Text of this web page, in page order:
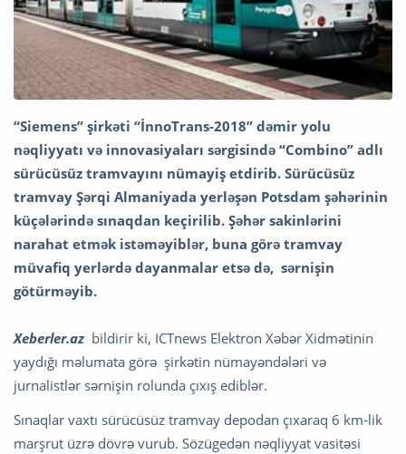
“Siemens” şirkəti “İnnoTrans-2018” dəmir yolu
nəqliyyatı və innovasiyaları sərgisində “Combino” adlı
sürücüsüz tramvayını nümayiş etdirib. Sürücüsüz
tramvay Şərqi Almaniyada yerləşən Potsdam şəhərinin
küçələrində sınaqdan keçirilib. Şəhər sakinlərini
narahat etmək istəməyiblər, buna görə tramvay
müvafiq yerlərdə dayanmalar etsə də, sərnişin
götürməyib.
Xeberler.az bildirir ki, ICTnews Elektron Xəbər Xidmətinin
yaydığı məlumata görə şirkətin nümayəndələri və
jurnalistlər sərnişin rolunda çıxış ediblər.
Sınaqlar vaxtı sürücüsüz tramvay depodan çıxaraq 6 km-lik
marşrut üzrə dövrə vurub. Sözügedən nəqliyyat vasitəsi